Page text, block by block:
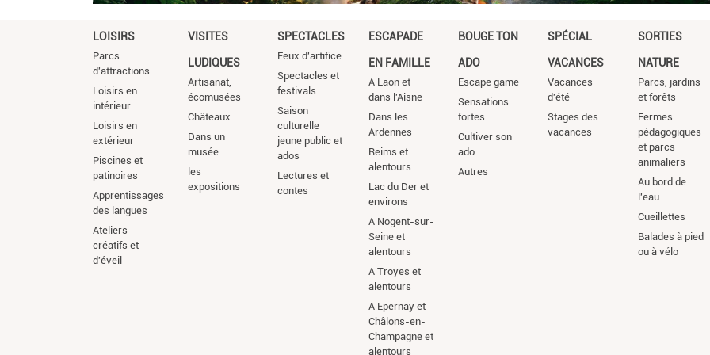
LOISIRS
Parcs
d'attractions
Loisirs en
intérieur
Loisirs en
extérieur
Piscines et
patinoires
Apprentissages
des langues
Ateliers
créatifs et
d'éveil
VISITES
LUDIQUES
Artisanat,
écomusées
Châteaux
Dans un
musée
les
expositions
SPECTACLES
Feux d'artifice
Spectacles et
festivals
Saison
culturelle
jeune public et
ados
Lectures et
contes
ESCAPADE
EN FAMILLE
A Laon et
dans l'Aisne
Dans les
Ardennes
Reims et
alentours
Lac du Der et
environs
A Nogent-sur-
Seine et
alentours
A Troyes et
alentours
A Epernay et
Châlons-en-
Champagne et
alentours
BOUGE TON
ADO
Escape game
Sensations
fortes
Cultiver son
ado
Autres
SPÉCIAL
VACANCES
Vacances
d'été
Stages des
vacances
SORTIES
NATURE
Parcs, jardins
et forêts
Fermes
pédagogiques
et parcs
animaliers
Au bord de
l'eau
Cueillettes
Balades à pied
ou à vélo